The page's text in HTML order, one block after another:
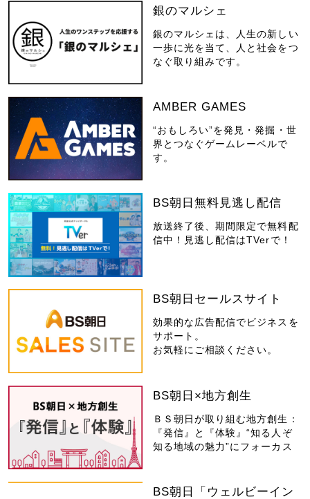
銀のマルシェ
銀のマルシェは、人生の新しい
一歩に光を当て、人と社会をつ
なぐ取り組みです。
AMBER GAMES
“おもしろい”を発見・発掘・世
界とつなぐゲームレーベルで
す。
BS朝日無料見逃し配信
放送終了後、期間限定で無料配
信中！見逃し配信はTVerで！
BS朝日セールスサイト
効果的な広告配信でビジネスを
サポート。
お気軽にご相談ください。
BS朝日×地方創生
ＢＳ朝日が取り組む地方創生：
『発信』と『体験』“知る人ぞ
知る地域の魅力”にフォーカス
BS朝日「ウェルビーイン